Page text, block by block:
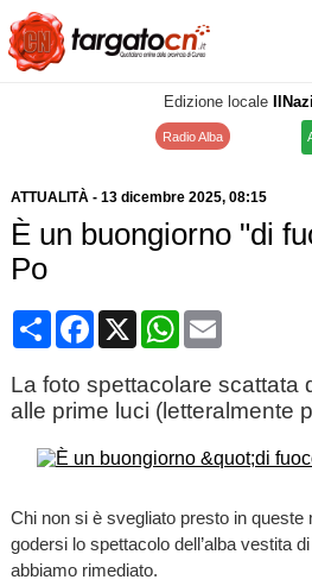
Edizione locale
Radio Alba
ATTUALITÀ- 13 dicembre 2025, 08:15
È un buongiorno "di
Po
CondividiFacebook
X WhatsApp
Email
La foto spettacolare scattata
alle prime luci (letteralmente
Chi non si è svegliato presto in queste
godersi lo spettacolo dell’alba vestita
abbiamo rimediato.